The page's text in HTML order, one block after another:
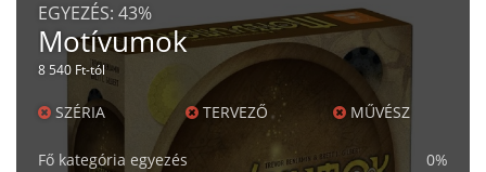
EGYEZÉS: 43%
Motívumok
8 540 Ft-tól
SZÉRIA TERVEZŐ MŰVÉSZ
Fő kategória egyezés 0%